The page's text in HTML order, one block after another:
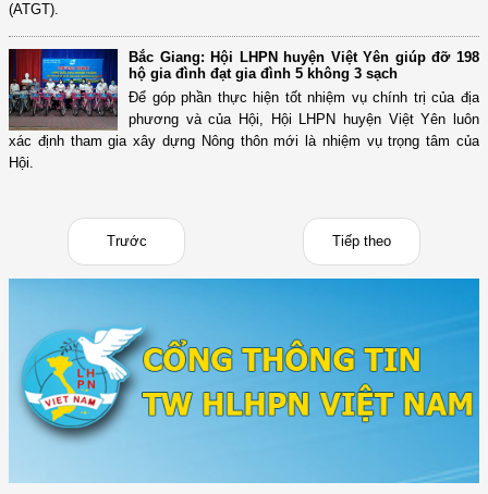
(ATGT).
Bắc Giang: Hội LHPN huyện Việt Yên giúp đỡ 198
hộ gia đình đạt gia đình 5 không 3 sạch
Để góp phần thực hiện tốt nhiệm vụ chính trị của địa
phương và của Hội, Hội LHPN huyện Việt Yên luôn
xác định tham gia xây dựng Nông thôn mới là nhiệm vụ trọng tâm của
Hội.
Trước Tiếp theo